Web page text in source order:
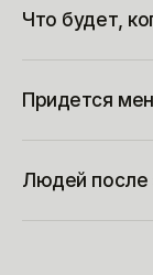
Что будет,
Придется
Людей после